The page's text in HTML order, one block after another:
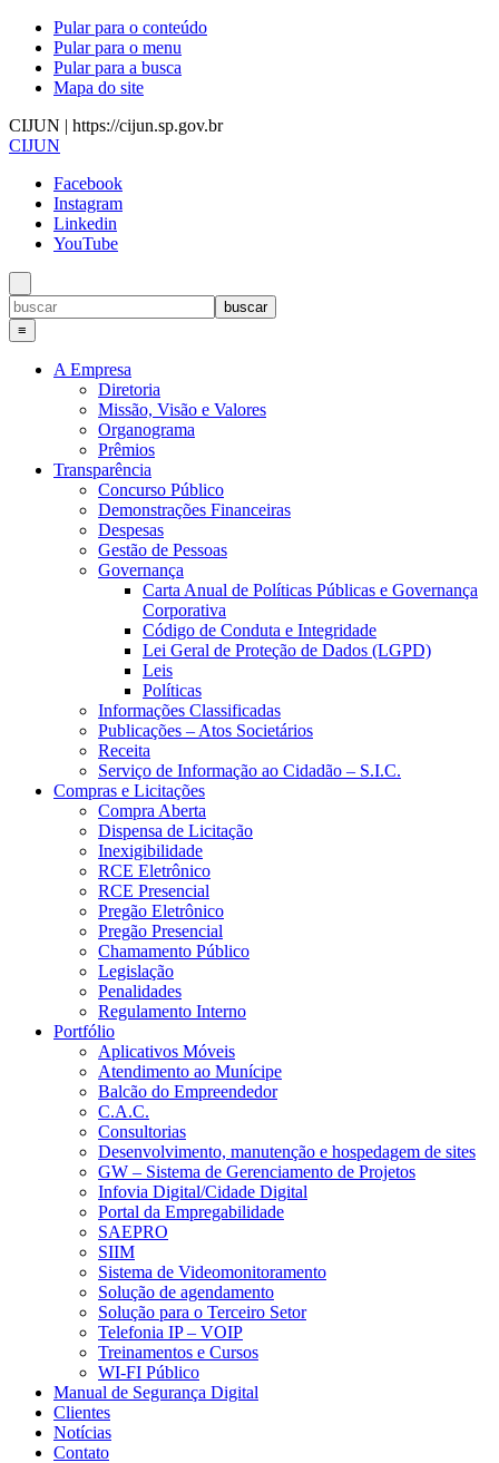
Pular para o conteúdo
Pular para o menu
Pular para a busca
Mapa do site
CIJUN | https://cijun.sp.gov.br
CIJUN
Facebook
Instagram
Linkedin
YouTube
≡
A Empresa
Diretoria
Missão, Visão e Valores
Organograma
Prêmios
Transparência
Concurso Público
Demonstrações Financeiras
Despesas
Gestão de Pessoas
Governança
Carta Anual de Políticas Públicas e Governança
Corporativa
Código de Conduta e Integridade
Lei Geral de Proteção de Dados (LGPD)
Leis
Políticas
Informações Classificadas
Publicações – Atos Societários
Receita
Serviço de Informação ao Cidadão – S.I.C.
Compras e Licitações
Compra Aberta
Dispensa de Licitação
Inexigibilidade
RCE Eletrônico
RCE Presencial
Pregão Eletrônico
Pregão Presencial
Chamamento Público
Legislação
Penalidades
Regulamento Interno
Portfólio
Aplicativos Móveis
Atendimento ao Munícipe
Balcão do Empreendedor
C.A.C.
Consultorias
Desenvolvimento, manutenção e hospedagem de sites
GW – Sistema de Gerenciamento de Projetos
Infovia Digital/Cidade Digital
Portal da Empregabilidade
SAEPRO
SIIM
Sistema de Videomonitoramento
Solução de agendamento
Solução para o Terceiro Setor
Telefonia IP – VOIP
Treinamentos e Cursos
WI-FI Público
Manual de Segurança Digital
Clientes
Notícias
Contato